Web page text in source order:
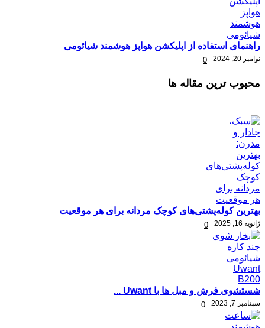
راهنمای استفاده از اپلیکشن هواپز هوشمند شیائومی
نوامبر 20, 2024 0
محبوب ترین مقاله ها
بهترین کوله‌پشتی‌های کوچک مردانه برای هر موقعیت
ژانویه 16, 2025 0
شستشوی فرش و مبل ها با Uwant ...
سپتامبر 7, 2023 0